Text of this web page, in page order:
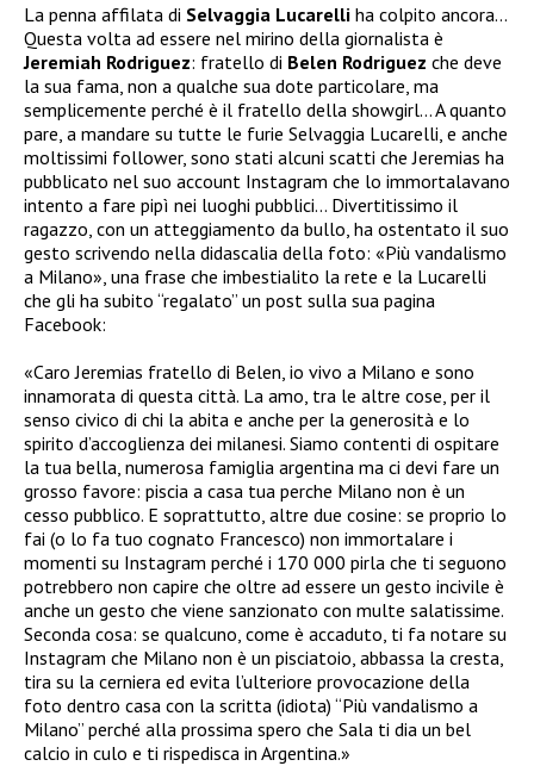
La penna affilata di Selvaggia Lucarelli ha colpito ancora…
Questa volta ad essere nel mirino della giornalista è
Jeremiah Rodriguez: fratello di Belen Rodriguez che deve
la sua fama, non a qualche sua dote particolare, ma
semplicemente perché è il fratello della showgirl… A quanto
pare, a mandare su tutte le furie Selvaggia Lucarelli, e anche
moltissimi follower, sono stati alcuni scatti che Jeremias ha
pubblicato nel suo account Instagram che lo immortalavano
intento a fare pipì nei luoghi pubblici… Divertitissimo il
ragazzo, con un atteggiamento da bullo, ha ostentato il suo
gesto scrivendo nella didascalia della foto: «Più vandalismo
a Milano», una frase che imbestialito la rete e la Lucarelli
che gli ha subito “regalato” un post sulla sua pagina
Facebook:
«Caro Jeremias fratello di Belen, io vivo a Milano e sono
innamorata di questa città. La amo, tra le altre cose, per il
senso civico di chi la abita e anche per la generosità e lo
spirito d’accoglienza dei milanesi. Siamo contenti di ospitare
la tua bella, numerosa famiglia argentina ma ci devi fare un
grosso favore: piscia a casa tua perche Milano non è un
cesso pubblico. E soprattutto, altre due cosine: se proprio lo
fai (o lo fa tuo cognato Francesco) non immortalare i
momenti su Instagram perché i 170 000 pirla che ti seguono
potrebbero non capire che oltre ad essere un gesto incivile è
anche un gesto che viene sanzionato con multe salatissime.
Seconda cosa: se qualcuno, come è accaduto, ti fa notare su
Instagram che Milano non è un pisciatoio, abbassa la cresta,
tira su la cerniera ed evita l’ulteriore provocazione della
foto dentro casa con la scritta (idiota) “Più vandalismo a
Milano” perché alla prossima spero che Sala ti dia un bel
calcio in culo e ti rispedisca in Argentina.»